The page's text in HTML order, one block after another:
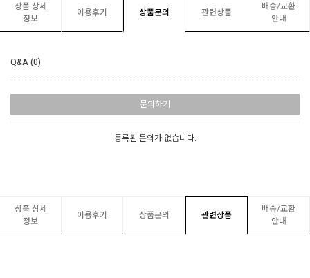
상품 상세
정보
이용후기 상품문의 관련상품
배송/교환
안내
Q&A (0)
문의하기
등록된 문의가 없습니다.
상품 상세
정보
이용후기 상품문의 관련상품
배송/교환
안내